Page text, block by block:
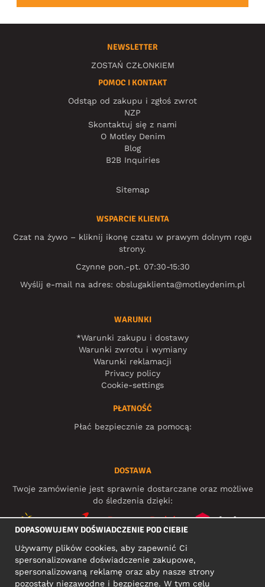
NEWSLETTER
ZOSTAŃ CZŁONKIEM
POMOC I KONTAKT
Odstąp od zakupu i zgłoś zwrot
NZP
Skontaktuj się z nami
O Motley Denim
Blog
B2B Inquiries
Sitemap
WSPARCIE KLIENTA
Czat na żywo – kliknij ikonę czatu w prawym dolnym rogu
strony.
Czynne pon.-pt. 07:30-15:30
Wyślij e-mail na adres: obslugaklienta@motleydenim.pl
WARUNKI
*Warunki zakupu i dostawy
Warunki zwrotu i wymiany
Warunki reklamacji
Privacy policy
Cookie-settings
PŁATNOŚĆ
Płać bezpiecznie za pomocą:
DOSTAWA
Twoje zamówienie jest sprawnie dostarczane oraz możliwe
do śledzenia dzięki:
MEDIA SPOŁECZNOŚCIOWE
DOPASOWUJEMY DOŚWIADCZENIE POD CIEBIE
Używamy plików cookies, aby zapewnić Ci
spersonalizowane doświadczenie zakupowe,
spersonalizowaną reklamę oraz aby nasze strony
pozostały niezawodne i bezpieczne. W tym celu